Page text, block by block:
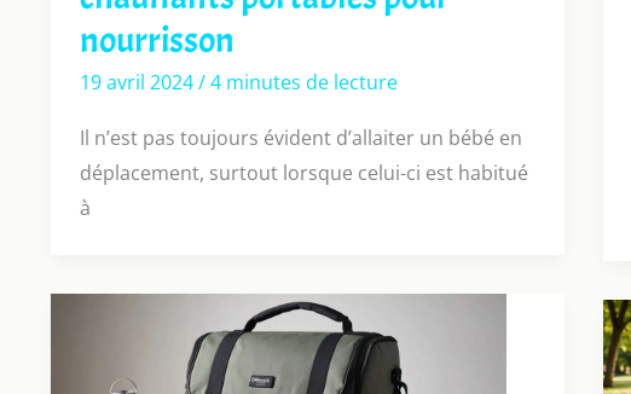
nourrisson
19 avril 2024/4 minutes de lecture
Il n’est pas toujours évident d’allaiter un bébé en
déplacement, surtout lorsque celui-ci est habitué
à